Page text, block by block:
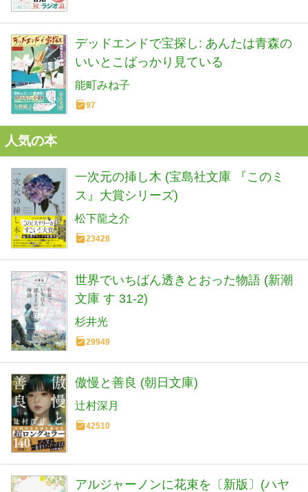
デッドエンドで宝探し: あんたは青森の
いいとこばっかり見ている
能町みね子
97
人気の本
一次元の挿し木 (宝島社文庫 『このミ
ス』大賞シリーズ)
松下龍之介
23428
世界でいちばん透きとおった物語 (新潮
文庫 す 31-2)
杉井光
29949
傲慢と善良 (朝日文庫)
辻村深月
42510
アルジャーノンに花束を〔新版〕(ハヤ